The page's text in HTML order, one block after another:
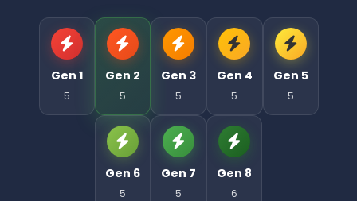
Gen 1
5
Gen 2
5
Gen 3
5
Gen 4
5
Gen 5
5
Gen 6
5
Gen 7
5
Gen 8
6